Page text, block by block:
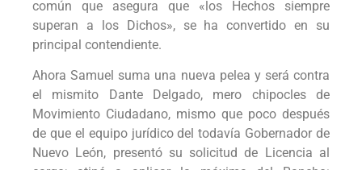
común que asegura que «los Hechos siempre
superan a los Dichos», se ha convertido en su
principal contendiente.
Ahora Samuel suma una nueva pelea y será contra
el mismito Dante Delgado, mero chipocles de
Movimiento Ciudadano, mismo que poco después
de que el equipo jurídico del todavía Gobernador de
Nuevo León, presentó su solicitud de Licencia al